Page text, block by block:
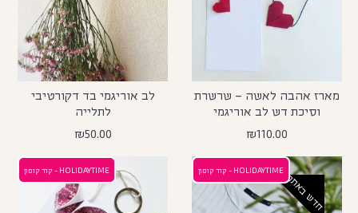
מארז אהבה לאשה – שרשרת
וסיכת דש לב אוריגמי
₪110.00
לב אוריגמי בד דקורטיבי
לתלייה
₪50.00
חדש באתר
HOLIDAYTIME - קוד קופון HOLIDAYTIME - קוד קופון